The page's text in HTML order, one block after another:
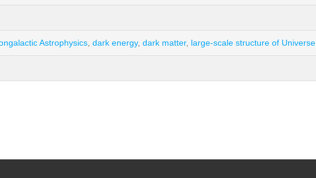
Astrophysics dark energy, dark matter, large-scale structure of Universe